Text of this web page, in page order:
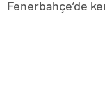
Fenerbahçe’de